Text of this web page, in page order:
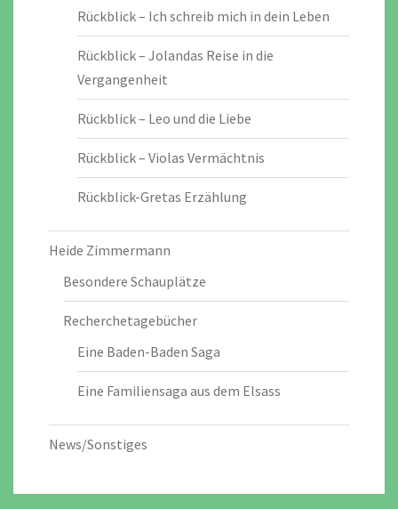
Rückblick – Ich schreib mich in dein Leben
Rückblick – Jolandas Reise in die
Vergangenheit
Rückblick – Leo und die Liebe
Rückblick – Violas Vermächtnis
Rückblick-Gretas Erzählung
Heide Zimmermann
Besondere Schauplätze
Recherchetagebücher
Eine Baden-Baden Saga
Eine Familiensaga aus dem Elsass
News/Sonstiges